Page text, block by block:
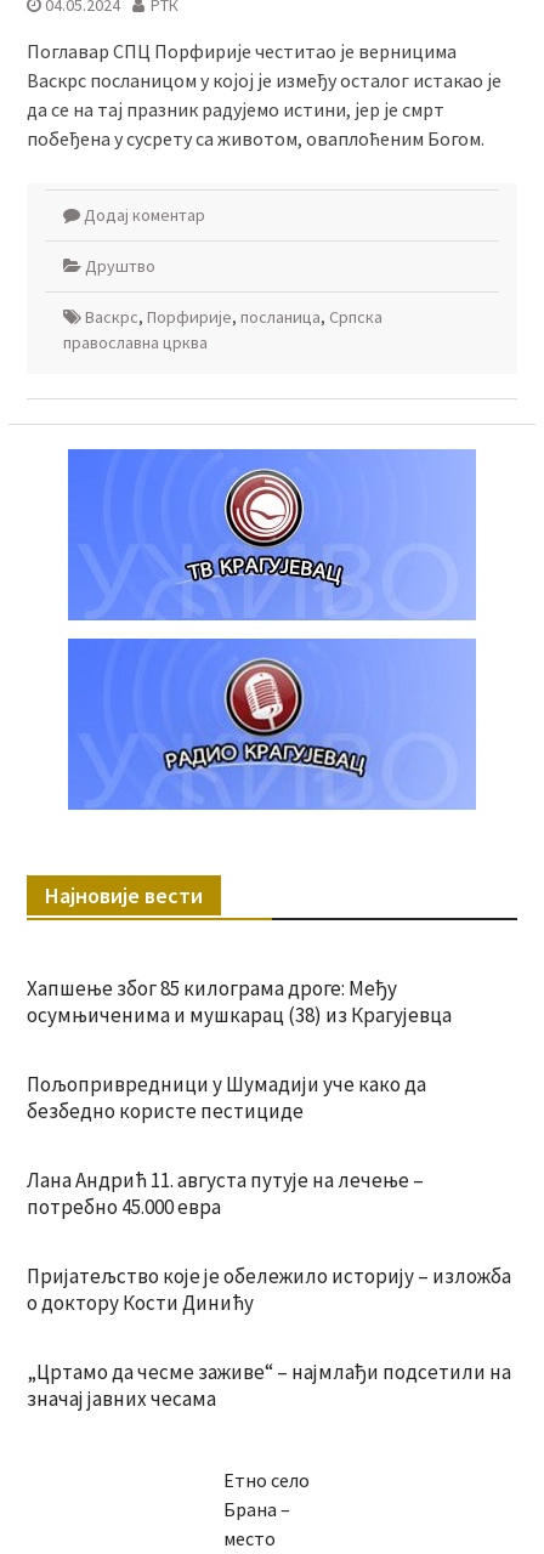
04.05.2024 РТК
Поглавар СПЦ Порфирије честитао је верницима
Васкрс посланицом у којој је између осталог истакао је
да се на тај празник радујемо истини, јер је смрт
побеђена у сусрету са животом, оваплоћеним Богом.
Додај коментар
Друштво
Васкрс, Порфирије, посланица, Српска
православна црква
Најновије вести
Хапшење због 85 килограма дроге: Међу
осумњиченима и мушкарац (38) из Крагујевца
Пољопривредници у Шумадији уче како да
безбедно користе пестициде
Лана Андрић 11. августа путује на лечење –
потребно 45.000 евра
Пријатељство које је обележило историју – изложба
о доктору Кости Динићу
„Цртамо да чесме заживе“ – најмлађи подсетили на
значај јавних чесама
Етно село
Брана –
место